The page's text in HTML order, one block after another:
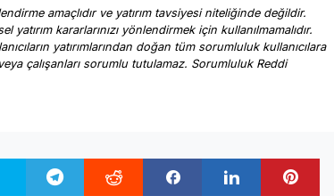
amaçlıdır ve yatırım tavsiyesi niteliğinde değildir.
kararlarınızı yönlendirmek için kullanılmamalıdır.
yatırımlarından doğan tüm sorumluluk kullanıcılara
çalışanları sorumlu tutulamaz. Sorumluluk Reddi